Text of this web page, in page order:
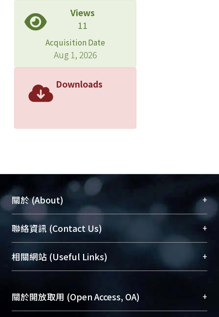
Views
11
Acquisition Date
Aug 1, 2026
Downloads
關於 (About) +
臺大位居世界頂尖大學之列，為永久珍藏及向國際
展現本校豐碩的研究成果及學術能量，圖書館整合
機構典藏（NTUR）與學術庫（AH）不同功能平
台，成為臺大學術典藏NTU scholars。期能整合研
成果。
To permanently archive and promote researcher
聯絡資訊 (Contact Us) +
總館學科館員(Main Library)
醫學圖書館學科館員(Medical Library)
Sciences Library)
相關網站 (Useful Links) +
關於開放取用 (Open Access, OA) +